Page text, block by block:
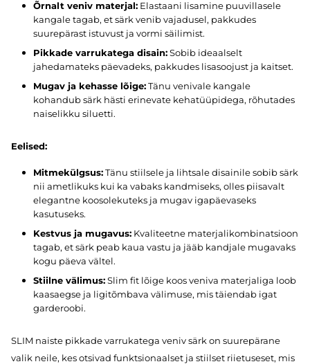
Õrnalt veniv materjal: Elastaani lisamine puuvillasele
kangale tagab, et särk venib vajadusel, pakkudes
suurepärast istuvust ja vormi säilimist.
Pikkade varrukatega disain:Sobib ideaalselt
jahedamateks päevadeks, pakkudes lisasoojust ja kaitset.
Mugav ja kehasse lõige:Tänu venivale kangale
kohandub särk hästi erinevate kehatüüpidega, rõhutades
naiselikku siluetti.
Eelised:
Mitmekülgsus:Tänu stiilsele ja lihtsale disainile sobib särk
nii ametlikuks kui ka vabaks kandmiseks, olles piisavalt
elegantne koosolekuteks ja mugav igapäevaseks
kasutuseks.
Kestvus ja mugavus: Kvaliteetne materjalikombinatsioon
tagab, et särk peab kaua vastu ja jääb kandjale mugavaks
kogu päeva vältel.
Stiilne välimus:Slim fit lõige koos veniva materjaliga loob
kaasaegse ja ligitõmbava välimuse, mis täiendab igat
garderoobi.
SLIM naiste pikkade varrukatega veniv särk on suurepärane
valik neile, kes otsivad funktsionaalset ja stiilset riietuseset, mis